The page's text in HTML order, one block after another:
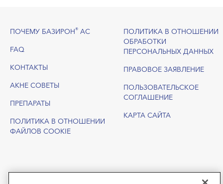
Footer
ПОЧЕМУ БАЗИРОН® АС
FAQ
КОНТАКТЫ
АКНЕ СОВЕТЫ
ПРЕПАРАТЫ
ПОЛИТИКА В ОТНОШЕНИИ
ФАЙЛОВ COOKIE
ПОЛИТИКА В ОТНОШЕНИИ
ОБРАБОТКИ
ПЕРСОНАЛЬНЫХ ДАННЫХ
ПРАВОВОЕ ЗАЯВЛЕНИЕ
ПОЛЬЗОВАТЕЛЬСКОЕ
СОГЛАШЕНИЕ
КАРТА САЙТА